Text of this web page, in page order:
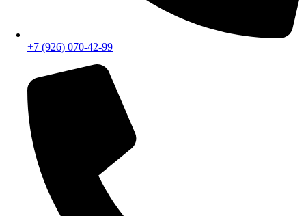
+7 (926) 070-42-99